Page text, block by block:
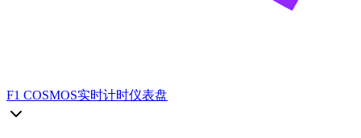
F1 COSMOS实时计时仪表盘